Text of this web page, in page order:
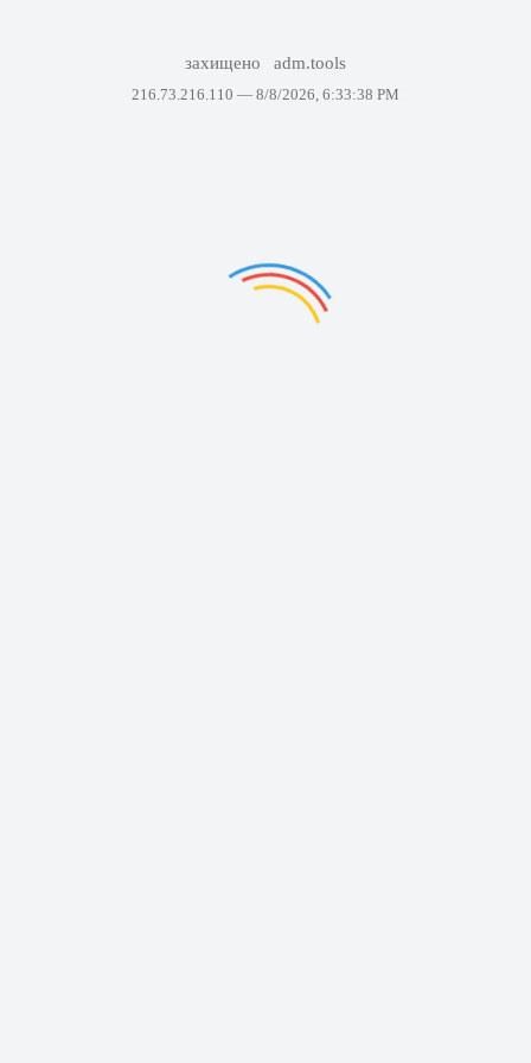
захищено adm.tools
216.73.216.110 — 8/8/2026, 6:33:38 PM